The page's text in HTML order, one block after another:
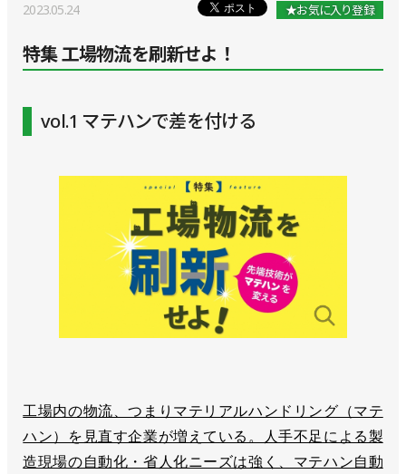
2023.05.24 ★お気に入り登録
特集 工場物流を刷新せよ！
vol.1 マテハンで差を付ける
工場内の物流、つまりマテリアルハンドリング（マテ
ハン）を見直す企業が増えている。人手不足による製
造現場の自動化・省人化ニーズは強く、マテハン自動